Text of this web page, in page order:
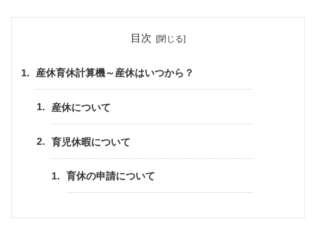
目次
産休育休計算機～産休はいつから？
産休について
育児休暇について
育休の申請について